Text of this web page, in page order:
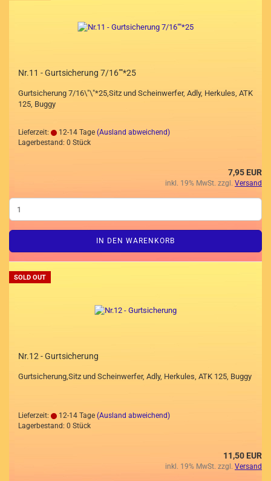
Nr.11 - Gurtsicherung 7/16""*25
Gurtsicherung 7/16\"\"*25,Sitz und Scheinwerfer, Adly, Herkules, ATK
125, Buggy
Lieferzeit: 12-14 Tage (Ausland abweichend)
Lagerbestand: 0 Stück
7,95 EUR
inkl. 19% MwSt. zzgl. Versand
IN DEN WARENKORB
SOLD OUT
Nr.12 - Gurtsicherung
Gurtsicherung,Sitz und Scheinwerfer, Adly, Herkules, ATK 125, Buggy
Lieferzeit: 12-14 Tage (Ausland abweichend)
Lagerbestand: 0 Stück
11,50 EUR
inkl. 19% MwSt. zzgl. Versand